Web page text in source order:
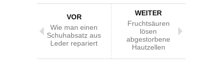
VOR
Wie man einen
Schuhabsatz aus
Leder repariert
WEITER
Fruchtsäuren
lösen
abgestorbene
Hautzellen